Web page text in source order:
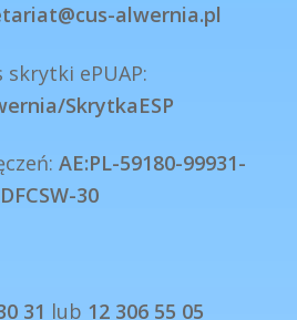
alwernia.pl
skrytki ePUAP:
SkrytkaESP
AE:PL-59180-99931-
DFCSW-30
31 lub 12 306 55 05